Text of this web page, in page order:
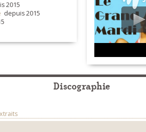
2015
depuis 2015
Discographie